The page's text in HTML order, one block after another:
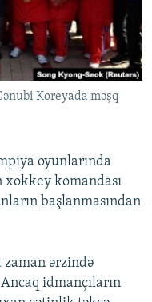
Koreyada məşq
oyunlarında
komandası
başlanmasından
zaman ərzində
idmançıların